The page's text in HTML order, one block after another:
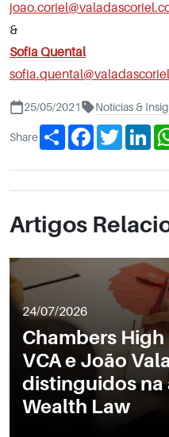
&
Sofia Quental
25/05/2021 Notícias &
Share Share FacebookTwitter
Artigos
24/07/2026
Chambers
VCA e João
distinguidos na
Wealth Law